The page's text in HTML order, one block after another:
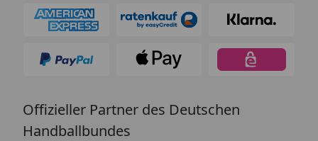
Offizieller Partner des Deutschen
Handballbundes